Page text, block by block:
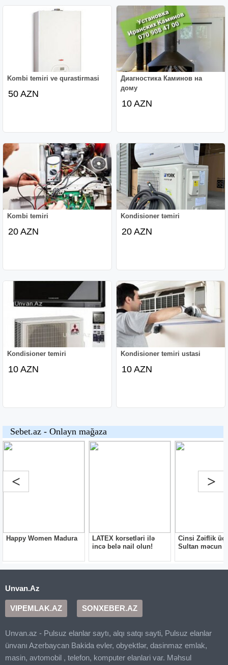
Kombi temiri ve qurastirmasi
50 AZN
Диагностика Каминов на
дому
10 AZN
Kombi temiri
20 AZN
Kondisioner təmiri
20 AZN
Kondisioner temiri
10 AZN
Kondisioner temiri ustasi
10 AZN
Unvan.Az
VIPEMLAK.AZ SONXEBER.AZ
Unvan.az - Pulsuz elanlar saytı, alqı satqı sayti, Pulsuz elanlar
ünvanı Azerbaycan Bakida evler, obyektlər, dasinmaz emlak,
masin, avtomobil , telefon, komputer elanlari var. Məhsul